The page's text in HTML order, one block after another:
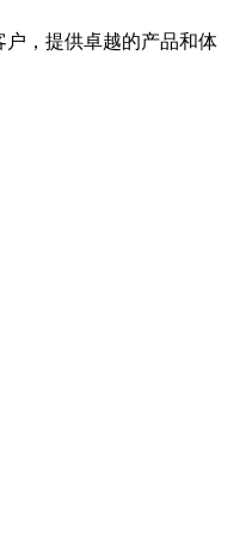
，提供卓越的产品和体